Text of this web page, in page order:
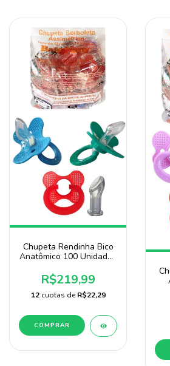
Chupeta Rendinha Bico
Anatômico 100 Unidades
Baby Nany
R$219,99
12 cuotas deR$22,29
COMPRAR